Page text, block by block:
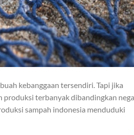
kebanggaan tersendiri. Tapi jika
produksi terbanyak dibandingkan
sampah indonesia menduduki